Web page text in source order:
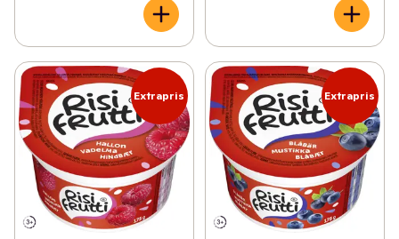
råvaror. Risgröten tillverkas i Örebro och de goda frukt-
och bärsåserna tillverkas i Kumla. För att läsa mer om
Risifrutti besök risifrutti.se
Extrapris Extrapris